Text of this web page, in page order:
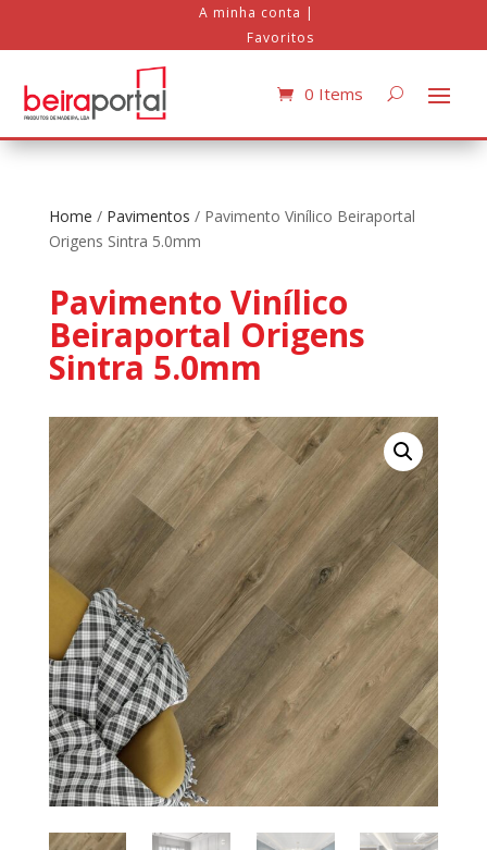
A minha conta |
Favoritos
0 Items
Home / Pavimentos / Pavimento Vinílico Beiraportal
Origens Sintra 5.0mm
Pavimento Vinílico
Beiraportal Origens
Sintra 5.0mm